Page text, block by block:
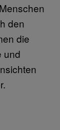
den
die
und